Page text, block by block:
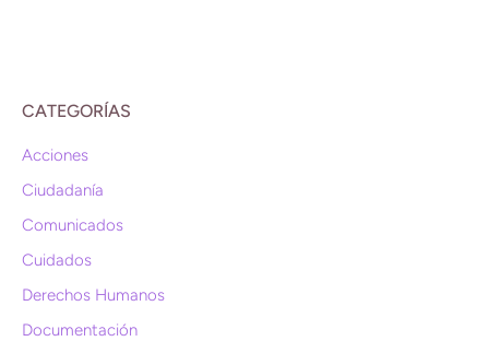
CATEGORÍAS
Acciones
Ciudadanía
Comunicados
Cuidados
Derechos Humanos
Documentación